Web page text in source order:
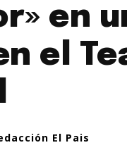
en
el
El Pais